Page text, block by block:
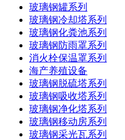
玻璃钢罐系列
玻璃钢冷却塔系列
玻璃钢化粪池系列
玻璃钢防雨罩系列
消火栓保温罩系列
海产养殖设备
玻璃钢脱硫塔系列
玻璃钢吸收塔系列
玻璃钢净化塔系列
玻璃钢移动房系列
玻璃钢采光瓦系列